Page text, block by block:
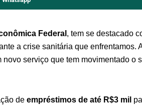
Federal , tem se destacado
a crise sanitária que enfrentamos.
serviço que tem movimentado o
de empréstimos de até R$3 mil